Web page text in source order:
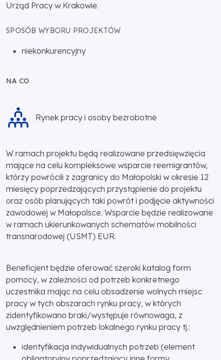
Urząd Pracy w Krakowie.
SPOSÓB WYBORU PROJEKTÓW
niekonkurencyjny
NA CO
Rynek pracy i osoby bezrobotne
W ramach projektu będą realizowane przedsięwzięcia
mające na celu kompleksowe wsparcie reemigrantów,
którzy powrócili z zagranicy do Małopolski w okresie 12
miesięcy poprzedzających przystąpienie do projektu
oraz osób planujących taki powrót i podjęcie aktywności
zawodowej w Małopolsce. Wsparcie będzie realizowane
w ramach ukierunkowanych schematów mobilności
transnarodowej (USMT) EUR.
Beneficjent będzie oferować szeroki katalog form
pomocy, w zależności od potrzeb konkretnego
uczestnika mając na celu obsadzenie wolnych miejsc
pracy w tych obszarach rynku pracy, w których
zidentyfikowano braki/występuje równowaga, z
uwzględnieniem potrzeb lokalnego rynku pracy tj.:
identyfikacja indywidualnych potrzeb (element